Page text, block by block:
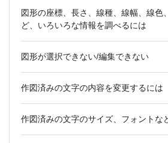
図形の座標、長さ、線種、線幅、線色
ど、いろいろな情報を調べるには
図形が選択できない/編集できない
作図済みの文字の内容を変更するには
作図済みの文字のサイズ、フォントな